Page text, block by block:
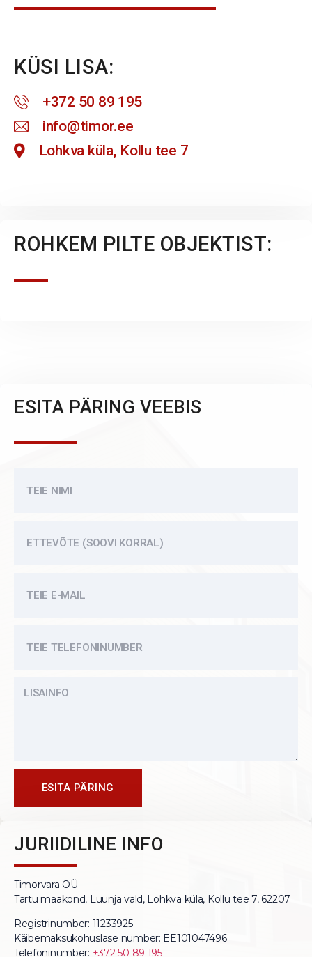
KÜSI LISA:
+372 50 89 195
info@timor.ee
Lohkva küla, Kollu tee 7
ROHKEM PILTE OBJEKTIST:
ESITA PÄRING VEEBIS
ESITA PÄRING
JURIIDILINE INFO
Timorvara OÜ
Tartu maakond, Luunja vald, Lohkva küla, Kollu tee 7, 62207
Registrinumber: 11233925
Käibemaksukohuslase number: EE101047496
Telefoninumber: +372 50 89 195